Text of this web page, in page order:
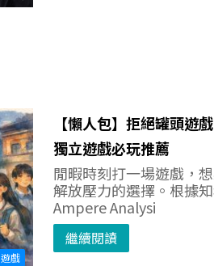
遊戲
【懶人包】拒絕罐頭遊
獨立遊戲必玩推薦
閒暇時刻打一場遊戲，
解放壓力的選擇。根據
Ampere Analysi
繼續閱讀